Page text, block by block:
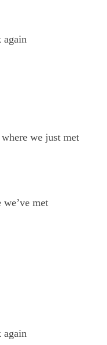
again
we just met
met
again